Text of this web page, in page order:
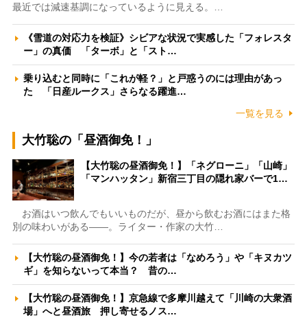
最近では減速基調になっているように見える。…
《雪道の対応力を検証》シビアな状況で実感した「フォレスタ
ー」の真価 「ターボ」と「スト…
乗り込むと同時に「これが軽？」と戸惑うのには理由があっ
た 「日産ルークス」さらなる躍進…
一覧を見る
大竹聡の「昼酒御免！」
【大竹聡の昼酒御免！】「ネグローニ」「山崎」
「マンハッタン」新宿三丁目の隠れ家バーで1…
お酒はいつ飲んでもいいものだが、昼から飲むお酒にはまた格
別の味わいがある――。ライター・作家の大竹…
【大竹聡の昼酒御免！】今の若者は「なめろう」や「キヌカツ
ギ」を知らないって本当？ 昔の…
【大竹聡の昼酒御免！】京急線で多摩川越えて「川崎の大衆酒
場」へと昼酒旅 押し寄せるノス…